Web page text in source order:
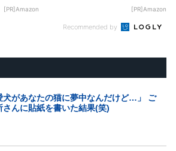
[PR]Amazon [PR]Amazon
Recommended by
犬があなたの猫に夢中なんだけど…」 ご
さんに貼紙を書いた結果(笑)